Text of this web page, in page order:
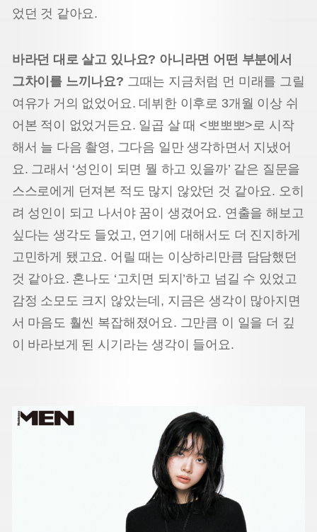
었던 것 같아요.
바라던 대로 살고 있나요? 아니라면 어떤 부분에서
그차이를 느끼나요? 그때는 지금처럼 먼 미래를 그릴
여유가 거의 없었어요. 데뷔한 이후로 3개월 이상 쉬
어본 적이 없었거든요. 일곱 살 때 <뽀뽀뽀>로 시작
해서 늘 다음 촬영, 그다음 일만 생각하면서 지냈어
요. 그래서 ‘성인이 되면 뭘 하고 있을까’ 같은 질문을
스스로에게 던져본 적도 많지 않았던 것 같아요. 오히
려 성인이 되고 나서야 꿈이 생겼어요. 연출을 해보고
싶다는 생각도 들었고, 연기에 대해서도 더 진지하게
고민하게 됐고요. 어릴 때는 이상하리만큼 담담했던
것 같아요. 혼나도 ‘고치면 되지’하고 넘길 수 있었고
감정 소모도 크지 않았는데, 지금은 생각이 많아지면
서 마음도 훨씬 복잡해졌어요. 그만큼 이 일을 더 깊
이 바라보게 된 시기라는 생각이 들어요.